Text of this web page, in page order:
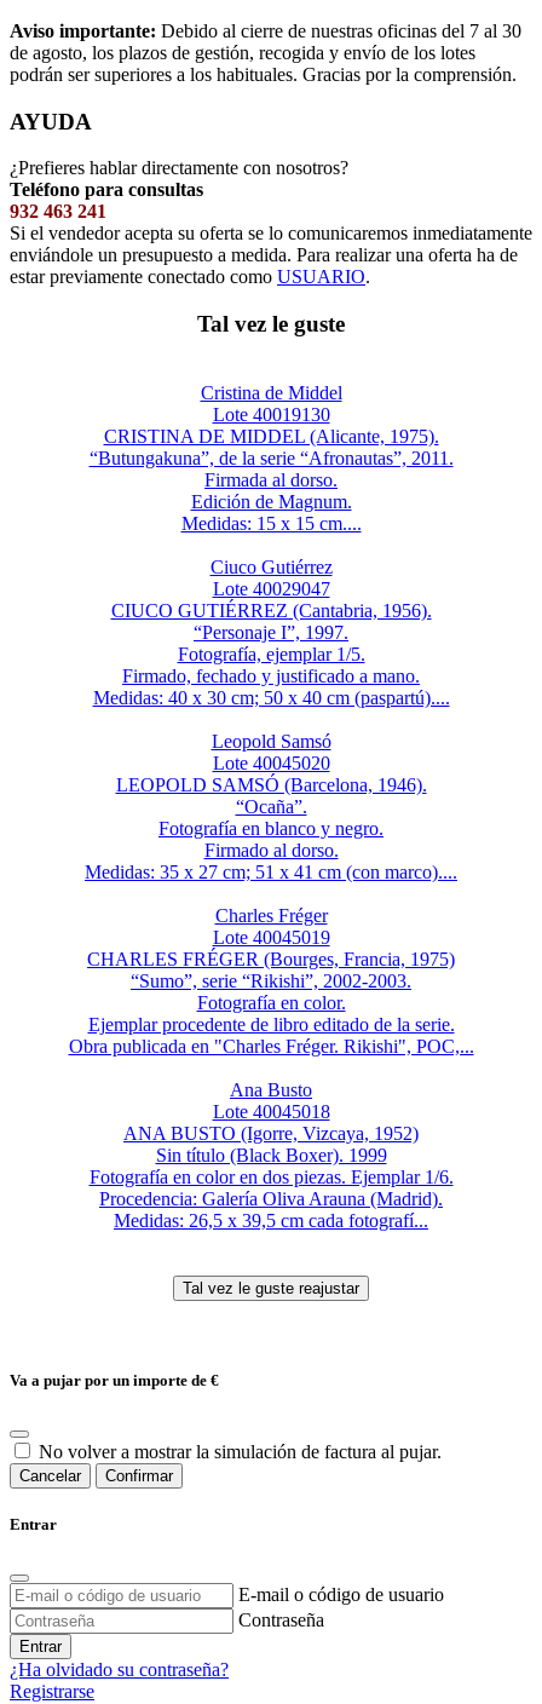
Aviso importante: Debido al cierre de nuestras oficinas del 7 al 30
de agosto, los plazos de gestión, recogida y envío de los lotes
podrán ser superiores a los habituales. Gracias por la comprensión.
AYUDA
¿Prefieres hablar directamente con nosotros?
Teléfono para consultas
932 463 241
Si el vendedor acepta su oferta se lo comunicaremos inmediatamente
enviándole un presupuesto a medida. Para realizar una oferta ha de
estar previamente conectado como USUARIO.
Tal vez le guste
Cristina de Middel
Lote 40019130
CRISTINA DE MIDDEL (Alicante, 1975).
“Butungakuna”, de la serie “Afronautas”, 2011.
Firmada al dorso.
Edición de Magnum.
Medidas: 15 x 15 cm....
Ciuco Gutiérrez
Lote 40029047
CIUCO GUTIÉRREZ (Cantabria, 1956).
“Personaje I”, 1997.
Fotografía, ejemplar 1/5.
Firmado, fechado y justificado a mano.
Medidas: 40 x 30 cm; 50 x 40 cm (paspartú)....
Leopold Samsó
Lote 40045020
LEOPOLD SAMSÓ (Barcelona, 1946).
“Ocaña”.
Fotografía en blanco y negro.
Firmado al dorso.
Medidas: 35 x 27 cm; 51 x 41 cm (con marco)....
Charles Fréger
Lote 40045019
CHARLES FRÉGER (Bourges, Francia, 1975)
“Sumo”, serie “Rikishi”, 2002-2003.
Fotografía en color.
Ejemplar procedente de libro editado de la serie.
Obra publicada en "Charles Fréger. Rikishi", POC,...
Ana Busto
Lote 40045018
ANA BUSTO (Igorre, Vizcaya, 1952)
Sin título (Black Boxer). 1999
Fotografía en color en dos piezas. Ejemplar 1/6.
Procedencia: Galería Oliva Arauna (Madrid).
Medidas: 26,5 x 39,5 cm cada fotografí...
Va a pujar por un importe de €
No volver a mostrar la simulación de factura al pujar.
Cancelar Confirmar
Entrar
E-mail o código de usuario
Contraseña
Entrar
¿Ha olvidado su contraseña?
Registrarse